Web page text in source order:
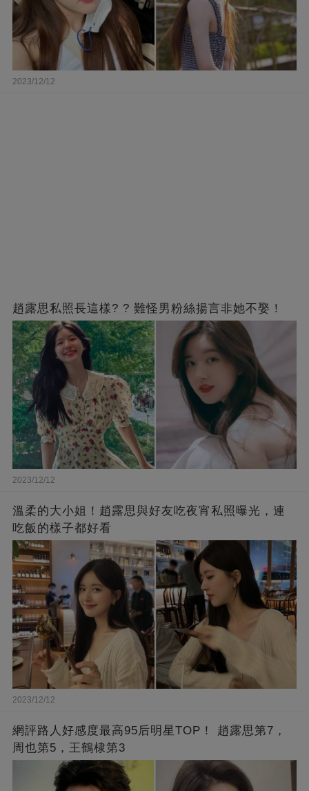
2023/12/12
趙露思私照長這樣? ? 難怪男粉絲揚言非她不娶！
2023/12/12
溫柔的大小姐！趙露思與好友吃夜宵私照曝光，連
吃飯的樣子都好看
2023/12/12
網評路人好感度最高95后明星TOP！ 趙露思第7，
周也第5，王鶴棣第3